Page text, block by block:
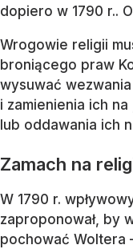
dopiero w 1790 r..
Wrogowie religii
broniącego praw
wysuwać
i zamienienia ich
lub oddawania ich
Zamach na
W 1790 r.
zaproponował, by
pochować Woltera